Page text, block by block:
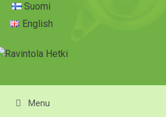
Suomi
English
Menu